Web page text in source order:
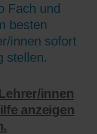
Fach und
besten
innen sofort
stellen.
innen
anzeigen